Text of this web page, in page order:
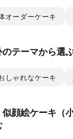
オーダーケーキ
テーマから選
しゃれなケーキ
顔絵ケーキ（